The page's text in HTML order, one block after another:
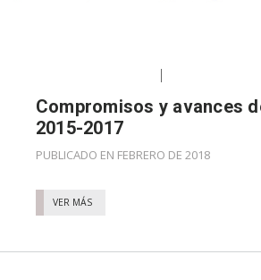
Compromisos y avances
2015-2017
PUBLICADO EN FEBRERO DE 2018
VER MÁS